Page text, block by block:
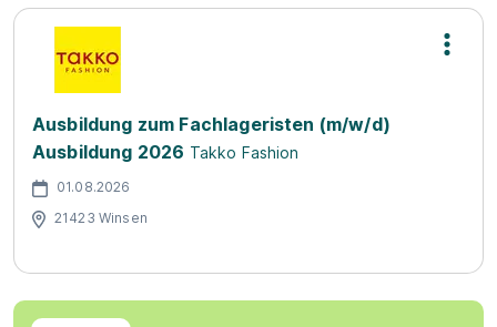
Ausbildung zum Fachlageristen (m/w/d)
Ausbildung 2026 Takko Fashion
01.08.2026
21423 Winsen